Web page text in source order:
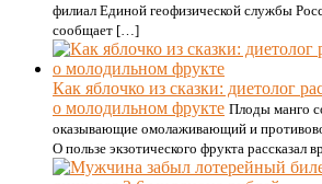
филиал Единой геофизической службы
сообщает […]
Как яблочко из сказки: диетолог
о молодильном фрукте Плоды манго
оказывающие омолаживающий и
О пользе экзотического фрукта